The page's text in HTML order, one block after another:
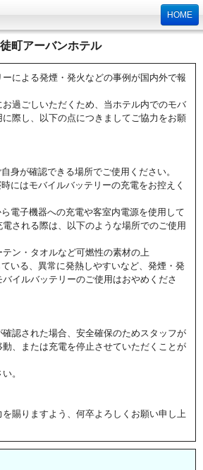
HOME
町アーバンホテル
による発煙・発火などの事例が国内外で報
過ごしいただくため、当ホテル内でのモバ
際し、以下の点につきましてご協力をお願
身が確認できる場所でご使用ください。
にはモバイルバッテリーの充電をお控えく
電子機器への充電や客室内電源を使用して
される際は、以下のような場所でのご使用
テン・タオルなど可燃性の素材の上
いる、異常に発熱しやすいなど、発煙・発
イルバッテリーのご使用はおやめくださ
認された場合、安全確保のためスタッフが
、または充電を停止させていただくことが
。
賜りますよう、何卒よろしくお願い申し上